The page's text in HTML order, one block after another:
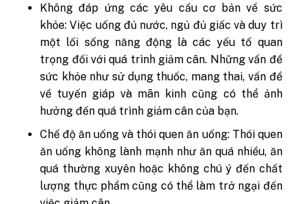
Không đáp ứng các yêu cầu cơ bản về sức
khỏe: Việc uống đủ nước, ngủ đủ giấc và duy trì
một lối sống năng động là các yếu tố quan
trọng đối với quá trình giảm cân. Những vấn đề
sức khỏe như sử dụng thuốc, mang thai, vấn đề
về tuyến giáp và mãn kinh cũng có thể ảnh
hưởng đến quá trình giảm cân của bạn.
Chế độ ăn uống và thói quen ăn uống: Thói quen
ăn uống không lành mạnh như ăn quá nhiều, ăn
quá thường xuyên hoặc không chú ý đến chất
lượng thực phẩm cũng có thể làm trở ngại đến